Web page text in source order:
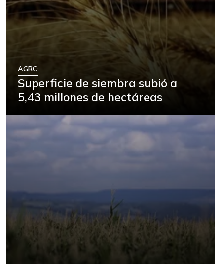
AGRO
Superficie de siembra subió a
5,43 millones de hectáreas